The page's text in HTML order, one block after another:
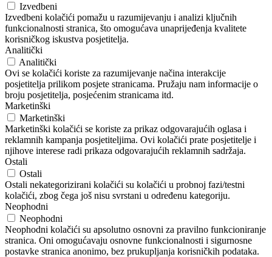
Izvedbeni
Izvedbeni kolačići pomažu u razumijevanju i analizi ključnih
funkcionalnosti stranica, što omogućava unaprijeđenja kvalitete
korisničkog iskustva posjetitelja.
Analitički
Analitički
Ovi se kolačići koriste za razumijevanje načina interakcije
posjetitelja prilikom posjete stranicama. Pružaju nam informacije o
broju posjetitelja, posjećenim stranicama itd.
Marketinški
Marketinški
Marketinški kolačići se koriste za prikaz odgovarajućih oglasa i
reklamnih kampanja posjetiteljima. Ovi kolačići prate posjetitelje i
njihove interese radi prikaza odgovarajućih reklamnih sadržaja.
Ostali
Ostali
Ostali nekategorizirani kolačići su kolačići u probnoj fazi/testni
kolačići, zbog čega još nisu svrstani u određenu kategoriju.
Neophodni
Neophodni
Neophodni kolačići su apsolutno osnovni za pravilno funkcioniranje
stranica. Oni omogućavaju osnovne funkcionalnosti i sigurnosne
postavke stranica anonimo, bez prukupljanja korisničkih podataka.